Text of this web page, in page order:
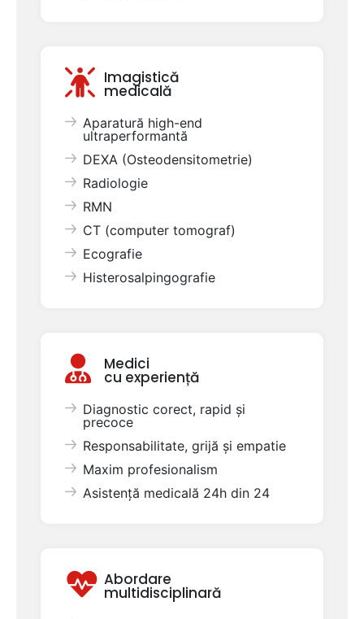
Imagistică
medicală
Aparatură high-end
ultraperformantă
DEXA (Osteodensitometrie)
Radiologie
RMN
CT (computer tomograf)
Ecografie
Histerosalpingografie
Medici
cu experiență
Diagnostic corect, rapid și
precoce
Responsabilitate, grijă și empatie
Maxim profesionalism
Asistență medicală 24h din 24
Abordare
multidisciplinară